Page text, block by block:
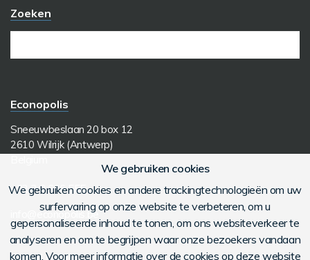
Zoeken
Econopolis
Sneeuwbeslaan 20 box 12
2610 Wilrijk (Antwerp)
+32 3 3 666 555
info@econopolis.be
Social Media
We gebruiken cookies
We gebruiken cookies en andere trackingtechnologieën om uw
surfervaring op onze website te verbeteren, om u
gepersonaliseerde inhoud te tonen, om ons websiteverkeer te
analyseren en om te begrijpen waar onze bezoekers vandaan
komen. Voor meer informatie over de cookies op deze website